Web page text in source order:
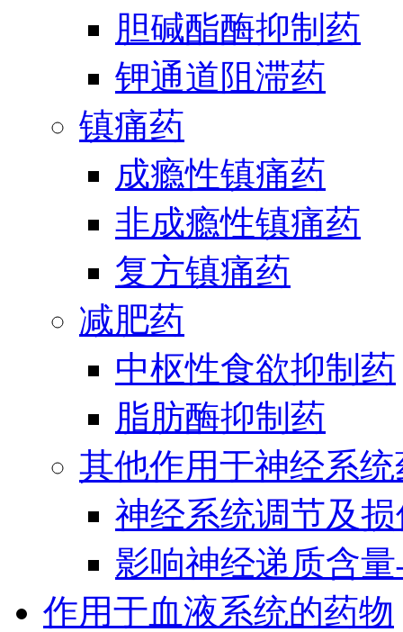
胆碱酯酶抑制药
钾通道阻滞药
镇痛药
成瘾性镇痛药
非成瘾性镇痛药
复方镇痛药
减肥药
中枢性食欲抑制药
脂肪酶抑制药
其他作用于神经系统
神经系统调节及
影响神经递质含
作用于血液系统的药物